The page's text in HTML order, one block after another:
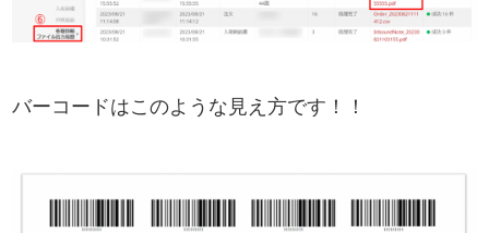
バーコードはこのような見え方です！！